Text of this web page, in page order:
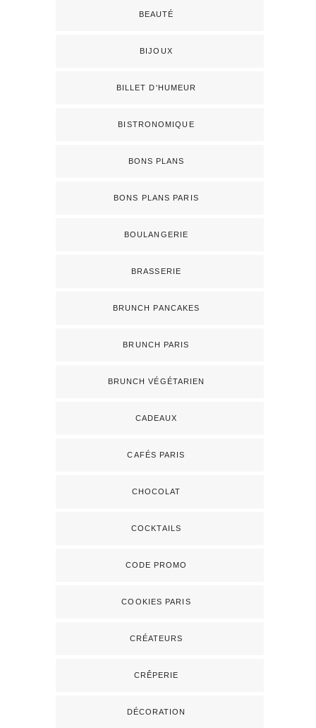
BEAUTÉ
BIJOUX
BILLET D'HUMEUR
BISTRONOMIQUE
BONS PLANS
BONS PLANS PARIS
BOULANGERIE
BRASSERIE
BRUNCH PANCAKES
BRUNCH PARIS
BRUNCH VÉGÉTARIEN
CADEAUX
CAFÉS PARIS
CHOCOLAT
COCKTAILS
CODE PROMO
COOKIES PARIS
CRÉATEURS
CRÊPERIE
DÉCORATION